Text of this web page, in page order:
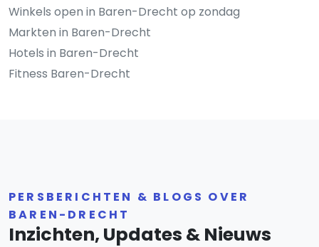
Winkels open in Baren-Drecht op zondag
Markten in Baren-Drecht
Hotels in Baren-Drecht
Fitness Baren-Drecht
PERSBERICHTEN & BLOGS OVER
BAREN-DRECHT
Inzichten, Updates & Nieuws